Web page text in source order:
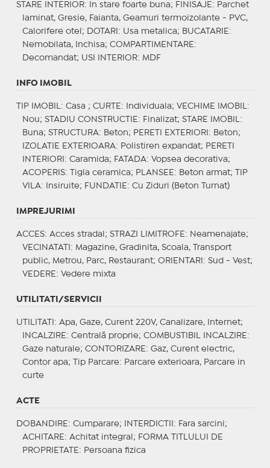
STARE INTERIOR: In stare foarte buna; FINISAJE : Parchet
laminat, Gresie, Faianta, Geamuri termoizolante - PVC,
Calorifere otel;
DOTARI : Usa metalica; BUCATARIE :
Nemobilata, Inchisa; COMPARTIMENTARE :
Decomandat; USI INTERIOR: MDF
INFO IMOBIL
TIP IMOBIL : Casa ; CURTE : Individuala; VECHIME IMOBIL :
Nou; STADIU CONSTRUCTIE : Finalizat; STARE IMOBIL :
Buna; STRUCTURA: Beton; PERETI EXTERIORI : Beton;
IZOLATIE EXTERIOARA: Polistiren expandat; PERETI
INTERIORI : Caramida; FATADA: Vopsea decorativa;
ACOPERIS: Tigla ceramica; PLANSEE : Beton armat;
TIP
VILA: Insiruite; FUNDATIE : Cu Ziduri (Beton Turnat)
IMPREJURIMI
ACCES: Acces stradal; STRAZI LIMITROFE : Neamenajate;
VECINATATI : Magazine, Gradinita, Scoala, Transport
public, Metrou, Parc, Restaurant; ORIENTARI : Sud - Vest;
VEDERE : Vedere mixta
UTILITATI/SERVICII
UTILITATI : Apa, Gaze, Curent 220V, Canalizare, Internet;
INCALZIRE : Centrală proprie; COMBUSTIBIL INCALZIRE :
Gaze naturale; CONTORIZARE : Gaz, Curent electric,
Contor apa;
Tip Parcare: Parcare exterioara, Parcare in
curte
ACTE
DOBANDIRE : Cumparare; INTERDICTII : Fara sarcini;
ACHITARE : Achitat integral; FORMA TITLULUI DE
PROPRIETATE : Persoana fizica